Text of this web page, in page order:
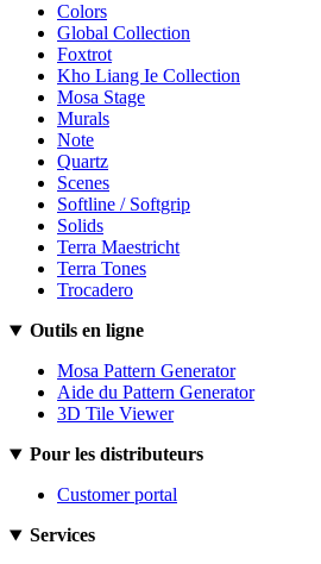
Colors
Global Collection
Foxtrot
Kho Liang Ie Collection
Mosa Stage
Murals
Note
Quartz
Scenes
Softline / Softgrip
Solids
Terra Maestricht
Terra Tones
Trocadero
Outils en ligne
Mosa Pattern Generator
Aide du Pattern Generator
3D Tile Viewer
Pour les distributeurs
Customer portal
Services